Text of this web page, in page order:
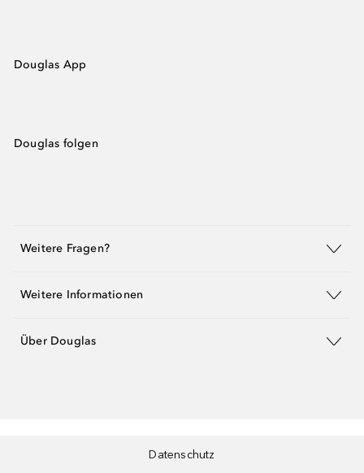
Douglas App
Douglas folgen
Weitere Fragen?
Weitere Informationen
Über Douglas
Datenschutz